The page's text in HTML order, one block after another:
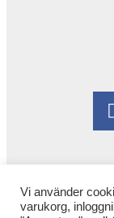
Vi använder
varukorg,